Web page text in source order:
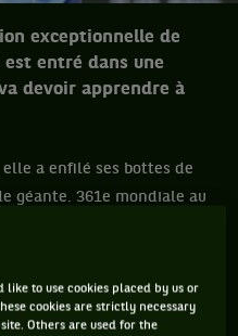
exceptionnelle de
est entré dans une
devoir apprendre à
elle a enfilé ses bottes de
géante. 361e mondiale au
à sa rupture des
enchanté la France jusqu’en
like to use cookies placed by us or
cookies are strictly necessary
Others are used for the